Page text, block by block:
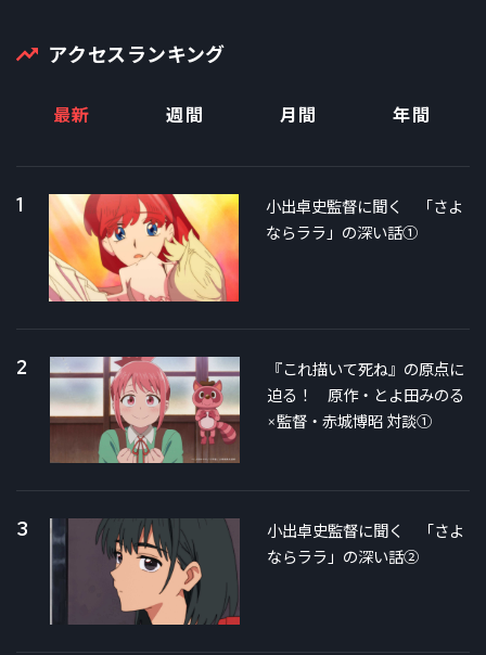
アクセスランキング
最新 週間 月間 年間
1
小出卓史監督に聞く 「さよ
ならララ」の深い話①
2
『これ描いて死ね』の原点に
迫る！ 原作・とよ田みのる
×監督・赤城博昭 対談①
3
小出卓史監督に聞く 「さよ
ならララ」の深い話②